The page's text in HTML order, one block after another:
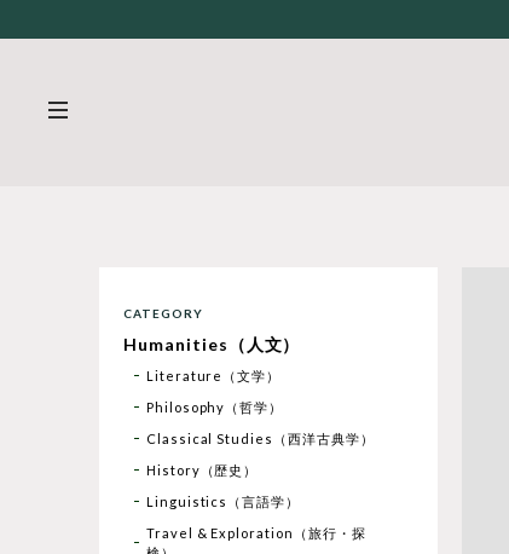
CATEGORY
Humanities（人文）
Literature（文学）
Philosophy（哲学）
Classical Studies（西洋古典学）
History（歴史）
Linguistics（言語学）
Travel & Exploration（旅行・探